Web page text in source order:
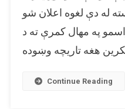
نومي
کوونکي
فراغت
د
له دې لغوه اعلان شو
په مهال کمرې ته د
Continue Reading